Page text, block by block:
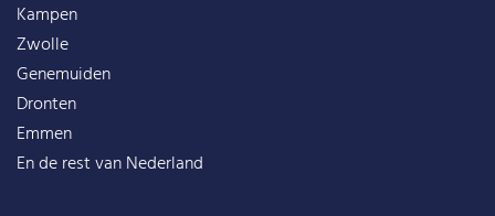
Kampen
Zwolle
Genemuiden
Dronten
Emmen
En de rest vanNederland